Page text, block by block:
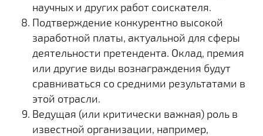
научных и других работ соискателя.
Подтверждение конкурентно высокой
заработной платы, актуальной для сферы
деятельности претендента. Оклад, премия
или другие виды вознаграждения будут
сравниваться со средними результатами в
этой отрасли.
Ведущая (или критически важная) роль в
известной организации, например,